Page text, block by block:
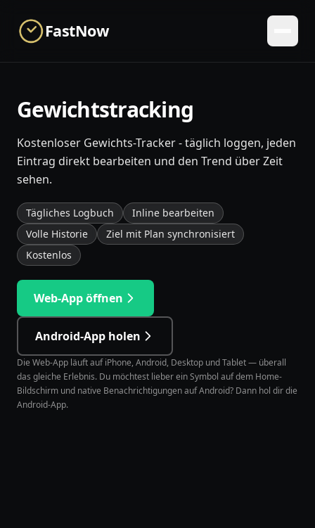
FastNow
Gewichtstracking
Kostenloser Gewichts-Tracker - täglich loggen, jeden
Eintrag direkt bearbeiten und den Trend über Zeit
sehen.
Tägliches Logbuch
Inline bearbeiten
Volle Historie
Ziel mit Plan synchronisiert
Kostenlos
Web-App öffnen
Android-App holen
Die Web-App läuft auf iPhone, Android, Desktop und Tablet — überall
das gleiche Erlebnis. Du möchtest lieber ein Symbol auf dem Home-
Bildschirm und native Benachrichtigungen auf Android? Dann hol dir die
Android-App.